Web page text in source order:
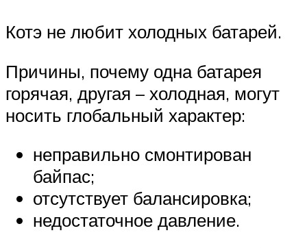
Котэ не любит холодных батарей.
Причины, почему одна батарея
горячая, другая – холодная, могут
носить глобальный характер:
неправильно смонтирован
байпас;
отсутствует балансировка;
недостаточное давление.